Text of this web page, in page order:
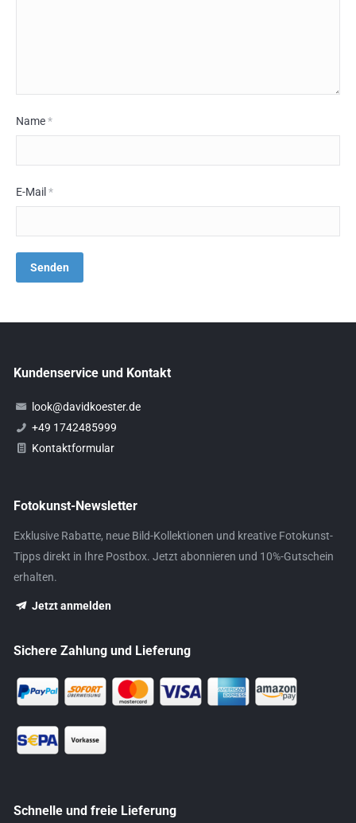
Name*
E-Mail *
Kundenservice und Kontakt
look@davidkoester.de
+49 1742485999
Kontaktformular
Fotokunst-Newsletter
Exklusive Rabatte, neue Bild-Kollektionen und kreative Fotokunst-
Tipps direkt in Ihre Postbox. Jetzt abonnieren und 10%-Gutschein
erhalten.
Jetzt anmelden
Sichere Zahlung und Lieferung
Schnelle und freie Lieferung